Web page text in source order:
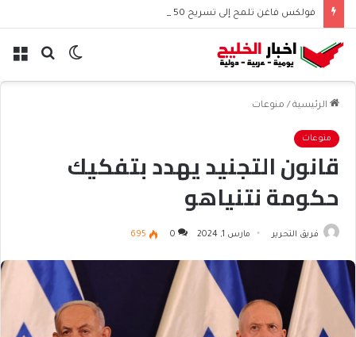
فولكس فاغن تلمح إلى تسريح 50 ألف موظف عالميًا
بحث الوضع
الرئيسية / منوعات
منوعات
قانون التجنيد يهدد بتفكيك
حكومة نتنياهو
فريق التحرير مارس 1, 2024 0
695